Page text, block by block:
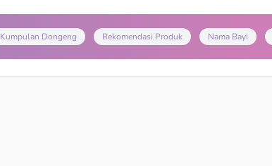
Kumpulan Dongeng Rekomendasi Produk Nama Bayi